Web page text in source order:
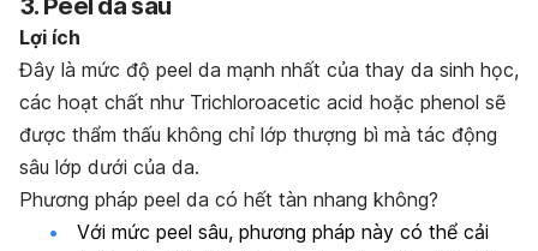
3. Peel da sâu
Lợi ích
Đây là mức độ peel da mạnh nhất của thay da sinh học,
các hoạt chất như Trichloroacetic acid hoặc phenol sẽ
được thẩm thấu không chỉ lớp thượng bì mà tác động
sâu lớp dưới của da.
Phương pháp peel da có hết tàn nhang không?
Với mức peel sâu, phương pháp này có thể cải